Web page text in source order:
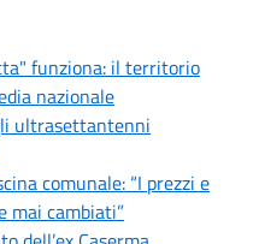
funziona: il territorio
nazionale
ultrasettantenni
comunale: “I prezzi e
mai cambiati”